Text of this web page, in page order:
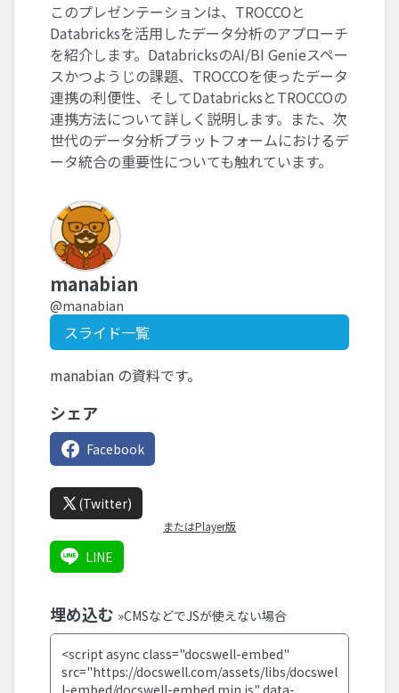
このプレゼンテーションは、TROCCOと
Databricksを活用したデータ分析のアプローチ
を紹介します。DatabricksのAI/BI Genieスペー
スかつようじの課題、TROCCOを使ったデータ
連携の利便性、そしてDatabricksとTROCCOの
連携方法について詳しく説明します。また、次
世代のデータ分析プラットフォームにおけるデ
ータ統合の重要性についても触れています。
manabian
@manabian
スライド一覧
manabian の資料です。
シェア
Facebook
(Twitter)
またはPlayer版
LINE
埋め込む »CMSなどでJSが使えない場合